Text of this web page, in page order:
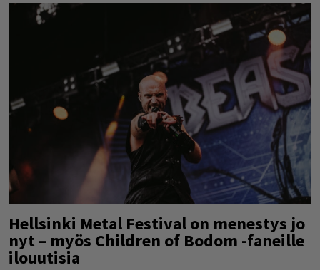
Hellsinki Metal Festival on menestys jo
nyt – myös Children of Bodom -faneille
ilouutisia